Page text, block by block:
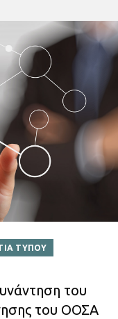
ΤΥΠΟΥ
του
του ΟΟΣΑ